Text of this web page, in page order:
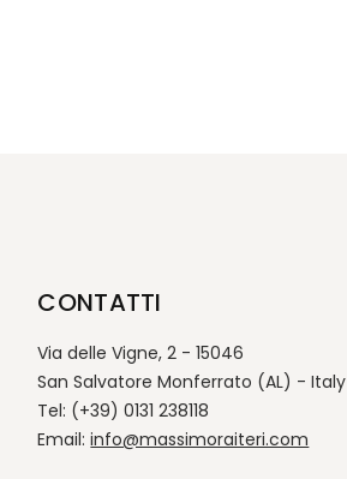
CONTATTI
Via delle Vigne, 2 - 15046
San Salvatore Monferrato (AL) - Italy
Tel: (+39) 0131 238118
Email:info@massimoraiteri.com